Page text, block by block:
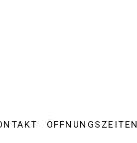
ÖFFNUNGSZEITEN